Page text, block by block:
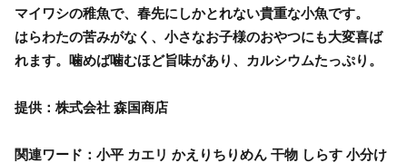
マイワシの稚魚で、春先にしかとれない貴重な小魚です。
はらわたの苦みがなく、小さなお子様のおやつにも大変喜ば
れます。噛めば噛むほど旨味があり、カルシウムたっぷり。
提供：株式会社 森国商店
関連ワード：小平 カエリ かえりちりめん 干物 しらす 小分け